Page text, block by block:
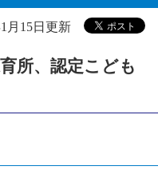
月15日更新
所、認定こども